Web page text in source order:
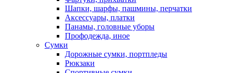
Шапки, шарфы, пашмины, перчатки
Аксессуары, платки
Панамы, головные уборы
Профодежда, иное
Сумки
Дорожные сумки, портпледы
Рюкзаки